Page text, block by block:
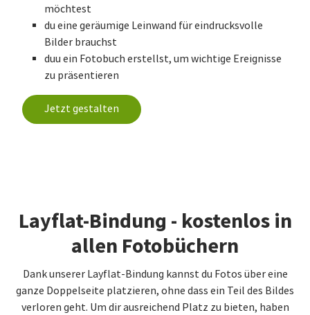
möchtest
du eine geräumige Leinwand für eindrucksvolle
Bilder brauchst
duu ein Fotobuch erstellst, um wichtige Ereignisse
zu präsentieren
Jetzt gestalten
Layflat-Bindung - kostenlos in
allen Fotobüchern
Dank unserer Layflat-Bindung kannst du Fotos über eine
ganze Doppelseite platzieren, ohne dass ein Teil des Bildes
verloren geht. Um dir ausreichend Platz zu bieten, haben